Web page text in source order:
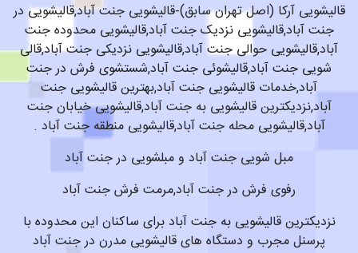
قالیشویی آرکا (اصل تهران سابق)-قالیشویی جنت آباد,قالیشویی در
جنت آباد,قالیشویی نزدیک جنت آباد,قالیشویی محدوده جنت
آباد,قالیشویی حوالی جنت آباد,قالیشویی نزدیکی جنت آباد,قالی
شویی جنت آباد,قالیشوئی جنت آباد,شستشوی فرش در جنت
آباد,خدمات قالیشویی جنت آباد,بهترین قالیشویی جنت
آباد,نزدیکترین قالیشویی به جنت آباد,قالیشویی خیابان جنت
آباد,قالیشویی محله جنت آباد,قالیشویی منطقه جنت آباد .
مبل شویی جنت آباد و مبلشویی در جنت آباد
رفوی فرش در جنت آباد,مرمت فرش جنت آباد
نزدیکترین قالیشویی به جنت آباد برای ساکنان این محدوده با
پرسنل مجرب و دستگاه های قالیشویی مدرن در جنت آباد